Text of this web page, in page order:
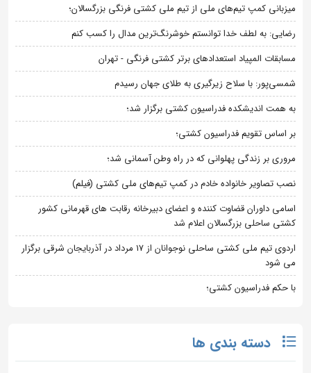
میزبانی کمپ تیم‌های ملی از تیم ملی کشتی فرنگی بزرگسالان؛
رضایی: به لطف خدا توانستم خوشرنگ‌ترین مدال را کسب کنم
مسابقات المپیاد استعدادهای برتر کشتی فرنگی - تهران
شمسی‌پور: با سلاح زیرگیری به طلای جهان رسیدم
به همت اندیشکده فدراسیون کشتی برگزار شد؛
بر اساس تقویم فدراسیون کشتی؛
مروری بر زندگی پهلوانی که در راه وطن آسمانی شد؛
نصب تصاویر خانواده خادم در کمپ تیم‌های ملی کشتی (فیلم)
اسامی داوران قضاوت کننده و اعضای دبیرخانه رقابت های قهرمانی کشور
کشتی ساحلی بزرگسالان اعلام شد
اردوی تیم ملی کشتی ساحلی نوجوانان از 17 مرداد در آذربایجان شرقی برگزار
می شود
با حکم فدراسیون کشتی؛
دسته بندی ها